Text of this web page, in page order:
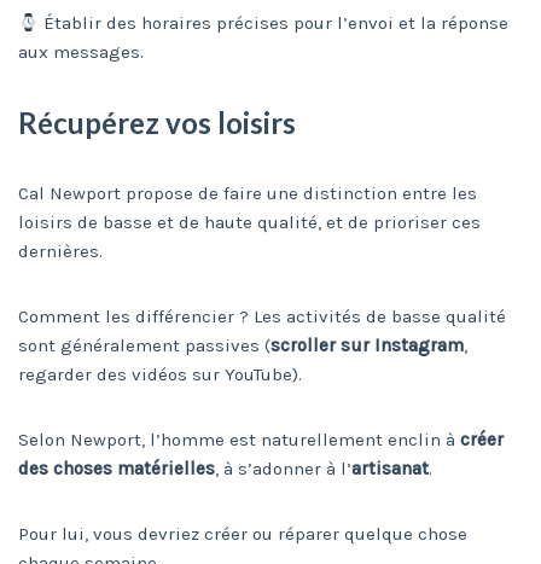
Établir des horaires précises pour l’envoi et la réponse
aux messages.
Récupérez vos loisirs
Cal Newport propose de faire une distinction entre les
loisirs de basse et de haute qualité, et de prioriser ces
dernières.
Comment les différencier ? Les activités de basse qualité
sont généralement passives (scroller sur Instagram,
regarder des vidéos sur YouTube).
Selon Newport, l’homme est naturellement enclin à créer
des choses matérielles, à s’adonner à l’artisanat.
Pour lui, vous devriez créer ou réparer quelque chose